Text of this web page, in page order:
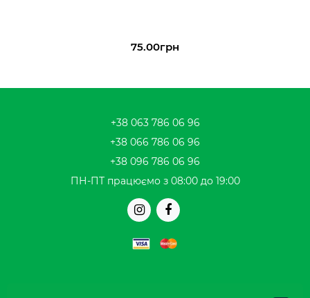
75.00грн
+38 063 786 06 96
+38 066 786 06 96
+38 096 786 06 96
ПН-ПТ працюємо з 08:00 до 19:00